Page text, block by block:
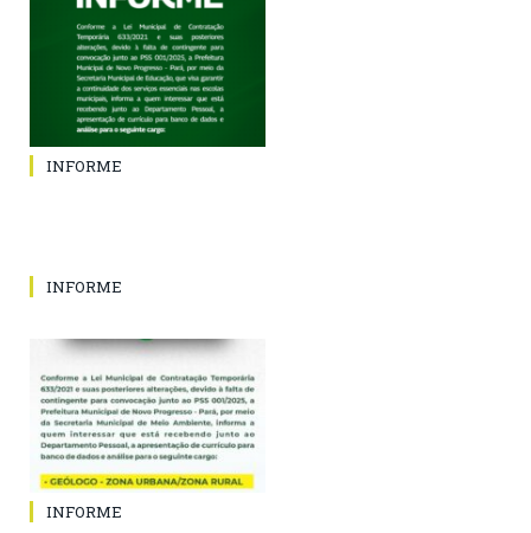
INFORME
INFORME
INFORME